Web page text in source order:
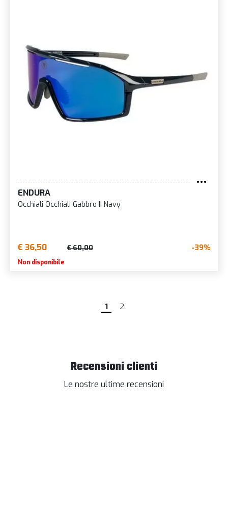
ENDURA
Occhiali Occhiali Gabbro II Navy
€ 36,50 € 60,00 -39%
Non disponibile
1 2
Recensioni clienti
Le nostre ultime recensioni